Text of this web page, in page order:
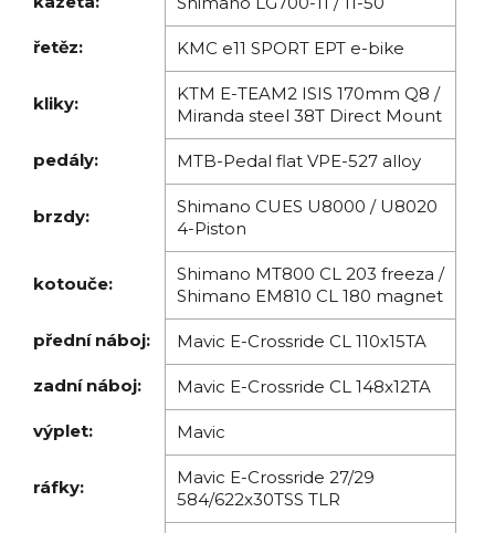
řetěz: KMC e11 SPORT EPT e-bike
kliky:
KTM E-TEAM2 ISIS 170mm Q8 /
Miranda steel 38T Direct Mount
pedály: MTB-Pedal flat VPE-527 alloy
brzdy:
Shimano CUES U8000 / U8020
4-Piston
kotouče:
Shimano MT800 CL 203 freeza /
Shimano EM810 CL 180 magnet
přední náboj: Mavic E-Crossride CL 110x15TA
zadní náboj: Mavic E-Crossride CL 148x12TA
výplet: Mavic
ráfky:
Mavic E-Crossride 27/29
584/622x30TSS TLR